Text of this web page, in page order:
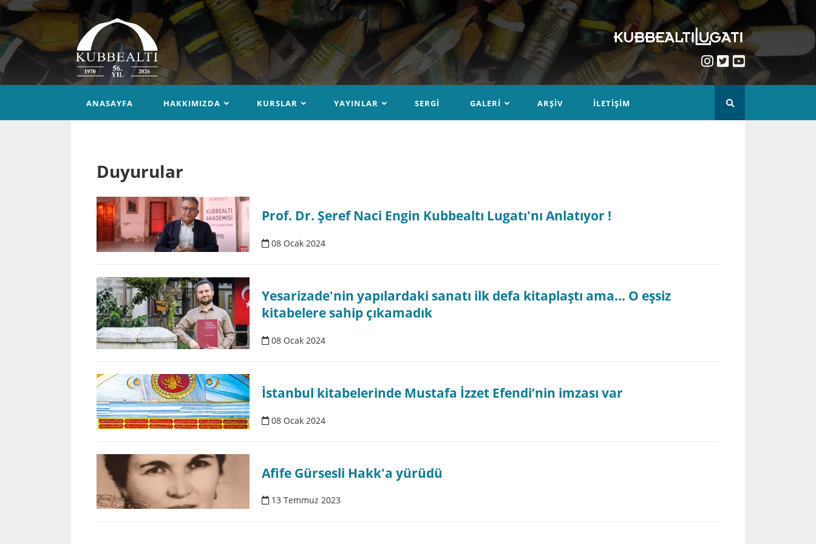
ANASAYFA HAKKIMIZDA KURSLAR YAYINLAR SERGI GALERI ARŞIV İLETIŞIM
Duyurular
Prof. Dr. Şeref Naci Engin Kubbealtı Lugatı'nı Anlatıyor !
08 Ocak 2024
Yesarizade'nin yapılardaki sanatı ilk defa kitaplaştı ama... O eşsiz
kitabelere sahip çıkamadık
08 Ocak 2024
İstanbul kitabelerinde Mustafa İzzet Efendi’nin imzası var
08 Ocak 2024
Afife Gürsesli Hakk'a yürüdü
13 Temmuz 2023